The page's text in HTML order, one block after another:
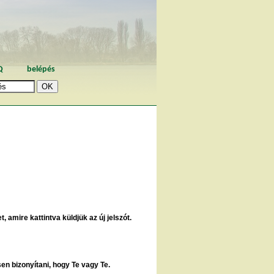
belépés
amire kattintva küldjük az új jelszót.
bizonyítani, hogy Te vagy Te.